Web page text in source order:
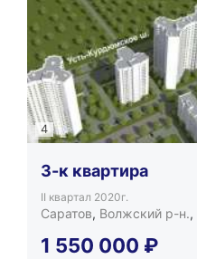
4
3-к квартира
II квартал 2020г.
Саратов, Волжский р-н.,
1 550 000 ₽